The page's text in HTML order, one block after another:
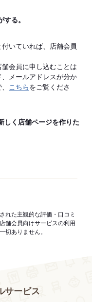
る。
いていれば、店舗会員
会員に申し込むことは
メールアドレスが分か
こちらをご覧くださ
しく店舗ページを作りた
れた主観的な評価・口コミ
舗会員向けサービスの利用
切ありません。
サービス